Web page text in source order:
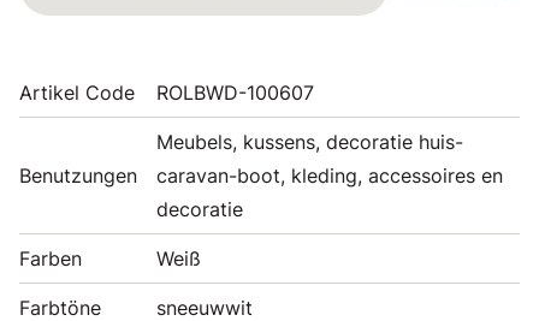
Artikel Code ROLBWD-100607
Benutzungen
Meubels, kussens, decoratie huis-
caravan-boot, kleding, accessoires en
decoratie
Farben Weiß
Farbtöne sneeuwwit